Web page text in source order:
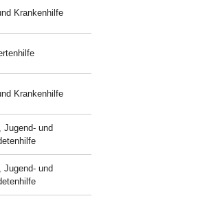
Krankenhilfe
Krankenhilfe
Jugend- und
Jugend- und